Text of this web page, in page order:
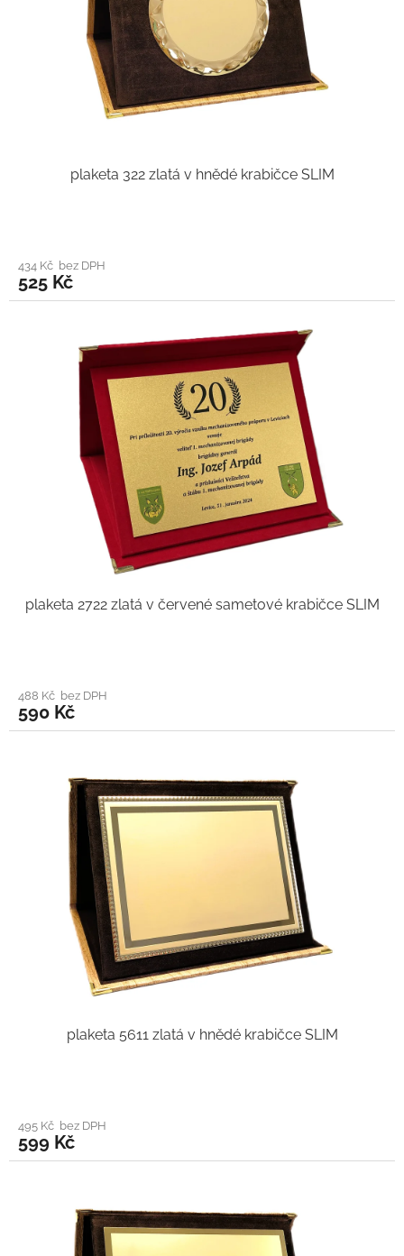
plaketa 322 zlatá v hnědé krabičce SLIM
434 Kč bez DPH
525 Kč
plaketa 2722 zlatá v červené sametové krabičce SLIM
488 Kč bez DPH
590 Kč
plaketa 5611 zlatá v hnědé krabičce SLIM
495 Kč bez DPH
599 Kč